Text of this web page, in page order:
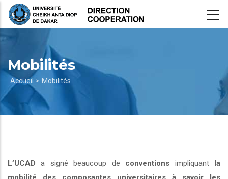
Aller
Mobilités
Fil
d'Ariane
Accueil > Mobilités
L’UCAD a signé beaucoup de conventions impliquant la